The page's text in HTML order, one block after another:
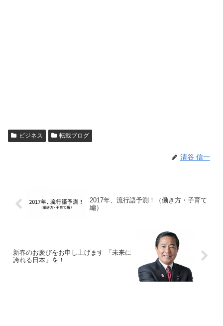
ビジネス 転載ブログ
清谷 信一
2017年、流行語予測！（働き方・子育て
編）
新春のお慶びをお申し上げます 「未来に
誇れる日本」を！